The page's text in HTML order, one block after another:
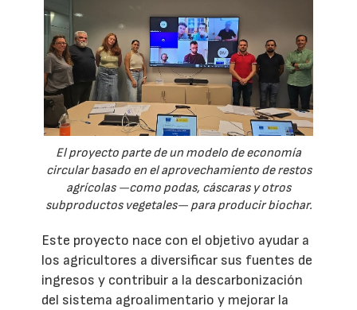
El proyecto parte de un modelo de economía
circular basado en el aprovechamiento de restos
agrícolas —como podas, cáscaras y otros
subproductos vegetales— para producir biochar.
Este proyecto nace con el objetivo ayudar a
los agricultores a diversificar sus fuentes de
ingresos y contribuir a la descarbonización
del sistema agroalimentario y mejorar la